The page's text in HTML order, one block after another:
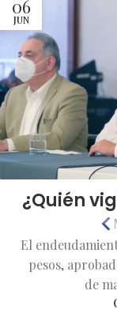
06
JUN
¿Quién
El
pesos,
de